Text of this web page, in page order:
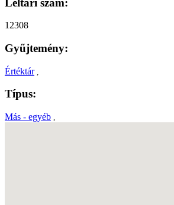
12308
Gyűjtemény:
Értéktár
Típus:
Más - egyéb ,